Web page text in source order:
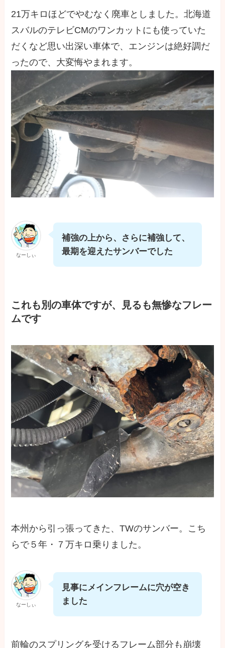
21万キロほどでやむなく廃車としました。北海道
スバルのテレビCMのワンカットにも使っていた
だくなど思い出深い車体で、エンジンは絶好調だ
ったので、大変悔やまれます。
なーしぃ
補強の上から、さらに補強して、
最期を迎えたサンバーでした
これも別の車体ですが、見るも無惨なフレー
ムです
本州から引っ張ってきた、TWのサンバー。こち
らで５年・７万キロ乗りました。
なーしぃ
見事にメインフレームに穴が空き
ました
前輪のスプリングを受けるフレーム部分も崩壊